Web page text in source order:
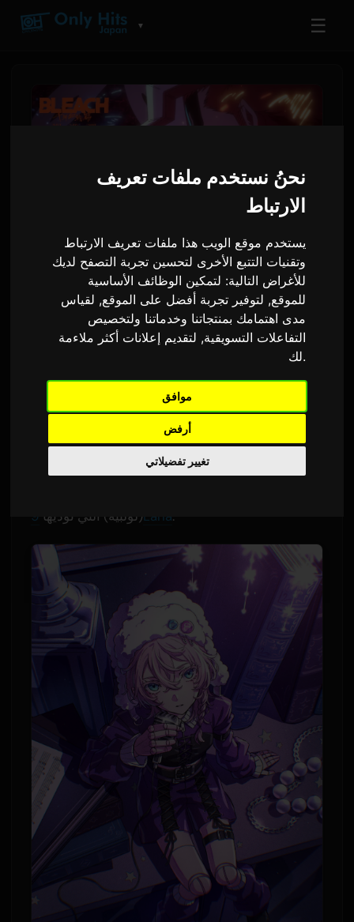
نحنُ نستخدم ملفات تعريف
الارتباط
يستخدم موقع الويب هذا ملفات تعريف الارتباط
وتقنيات التتبع الأخرى لتحسين تجربة التصفح لديك
للأغراض التالية: لتمكين الوظائف الأساسية
للموقع, لتوفير تجربة أفضل على الموقع, لقياس
مدى اهتمامك بمنتجاتنا وخدماتنا ولتخصيص
التفاعلات التسويقية, لتقديم إعلانات أكثر ملاءمة
لك.
موافق
أرفض
تغيير تفضيلاتي
▼ ☰
بلايد: الحرب الألفية الدموية -
الكارثة: البرومو النهائي يعلن عن
أغنية النهاية 'راسين' لـ 9Lana
إن الفيديو الترويجي النهائي للحلقة الأخيرة منبلايد:
الحرب الألفية الدموية - الكارثةمتاح الآن عبر الإنترنت.
(لولبية) التي تؤديها9Lana.